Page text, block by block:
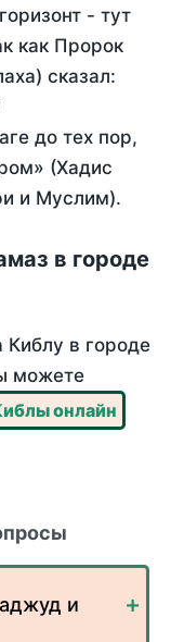
- тут
как Пророк
сказал:
до тех пор,
(Хадис
и Муслим).
в городе
Киблу в городе
можете
онлайн
и